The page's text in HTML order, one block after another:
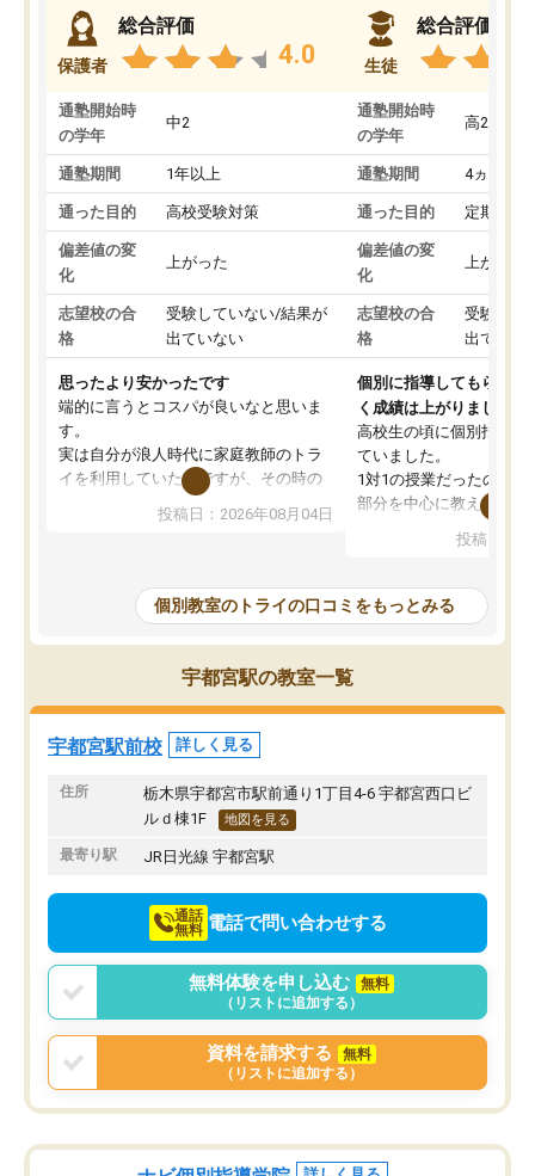
保護者
総合評価
4.0
通塾開始時
の学年
中2
通塾期間 1年以上
通った目的 高校受験対策
偏差値の変
化
上がった
志望校の合
格
受験していない/結果が
出ていない
思ったより安かったです
端的に言うとコスパが良いなと思いま
す。
実は自分が浪人時代に家庭教師のトラ
イを利用していたのですが、その時の
月謝がとても高くトライに良いイメー
ジがありませんでした。
し始めた形です。
しかし、以前とは違い料金がリーズナ
ブルでびっくりしました。
通って1年以上ですが、勉強への取り組
み方が真っすぐに変化（率先して自宅
で復習や予習をする）し成績も向上し
ています。
駅前なので送り迎えが少々負担になっ
ていますが、それを加味しても通って
損はないなと感じています。
投稿日：2026年08月04日
生徒
総合評価
通塾開始時
の学年
高2
通塾期間 4ヵ月～1
通った目的 定期テス
偏差値の変
化
上がった
志望校の合
格
受験して
出ていな
個別に指導してもらえる
く成績は上がりました。
高校生の頃に個別指導の
ていました。
1対1の授業だったので、
部分を中心に教えてもら
わからないところもそ
もらえたので、勉強への
しずつなくなりました。
その結果成績も上がり、
たのを覚えています。
塾だと思います。
投稿日：
個別教室のトライの口コミをもっとみる
宇都宮駅の教室一覧
宇都宮駅前校 詳しく見る
住所
栃木県宇都宮市駅前通り1丁目4-6 宇都宮西口ビ
ルｄ棟1F
地図を見る
最寄り駅 JR日光線 宇都宮駅
通話
無料 電話で問い合わせする
無料体験を申し込む
無料
（リストに追加する）
資料を請求する
無料
（リストに追加する）